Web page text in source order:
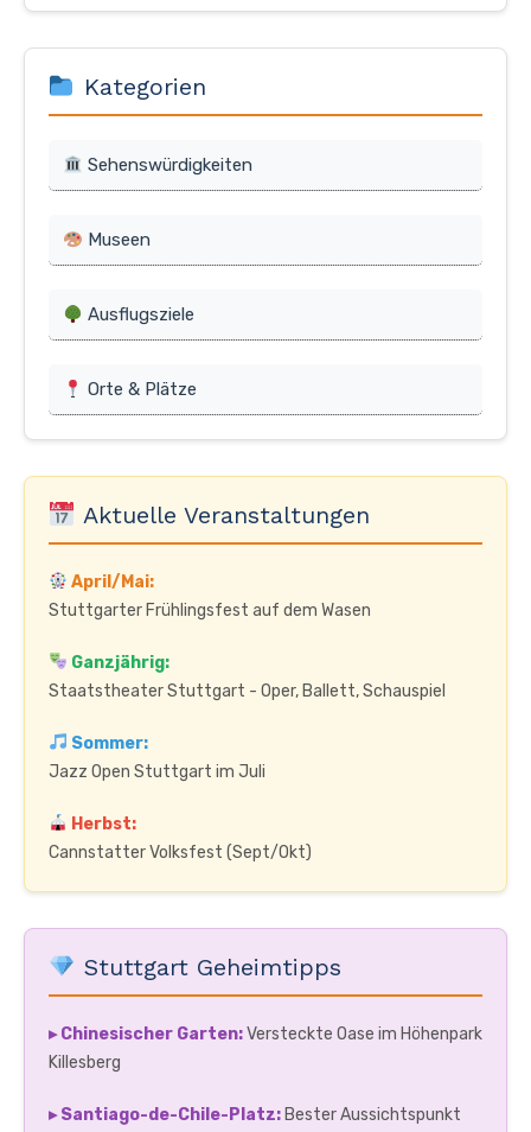
Kategorien
Sehenswürdigkeiten
Museen
Ausflugsziele
Orte & Plätze
Aktuelle Veranstaltungen
April/Mai:
Stuttgarter Frühlingsfest auf dem Wasen
Ganzjährig:
Staatstheater Stuttgart - Oper, Ballett, Schauspiel
Sommer:
Jazz Open Stuttgart im Juli
Herbst:
Cannstatter Volksfest (Sept/Okt)
Stuttgart Geheimtipps
▸ Chinesischer Garten:Versteckte Oase im Höhenpark
Killesberg
▸ Santiago-de-Chile-Platz: Bester Aussichtspunkt